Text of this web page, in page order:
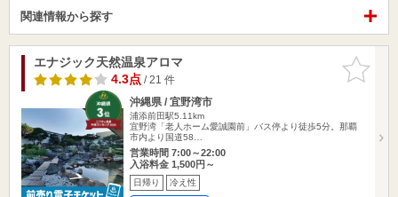
関連情報から探す
お気に入
りに追加
エナジック天然温泉アロマ
4.3点/ 21 件
沖縄県 / 宜野湾市
浦添前田駅5.11km
宜野湾「老人ホーム愛誠園前」バス停より徒歩5分。那覇
市内より国道58…
営業時間 7:00～22:00
入浴料金 1,500円～
日帰り 冷え性